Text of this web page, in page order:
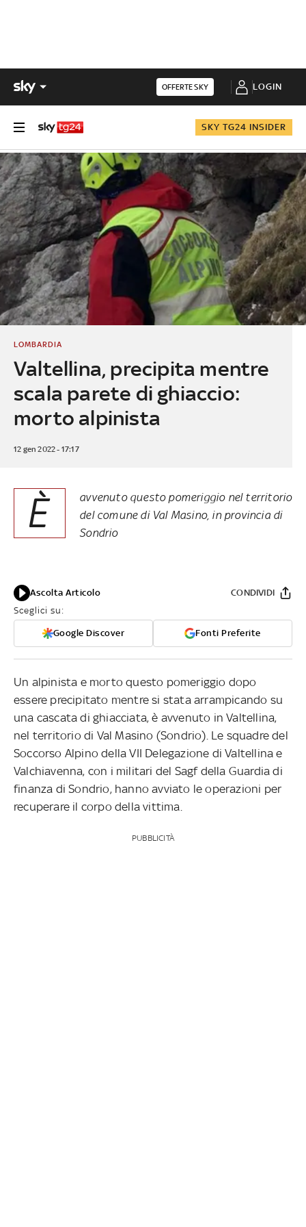
OFFERTE SKY LOGIN
SKY TG24 INSIDER
Valtellina, precipita mentre
scala parete di ghiaccio:
morto alpinista
LOMBARDIA
12 gen 2022 - 17:17
È
avvenuto questo pomeriggio nel territorio
del comune di Val Masino, in provincia di
Sondrio
Ascolta Articolo
Sceglici su:
Google Discover Fonti Preferite
CONDIVIDI
Un alpinista e morto questo pomeriggio dopo
essere precipitato mentre si stata arrampicando su
una cascata di ghiacciata, è avvenuto in Valtellina,
nel territorio di Val Masino (Sondrio). Le squadre del
Soccorso Alpino della VII Delegazione di Valtellina e
Valchiavenna, con i militari del Sagf della Guardia di
finanza di Sondrio, hanno avviato le operazioni per
recuperare il corpo della vittima.
PUBBLICITÀ